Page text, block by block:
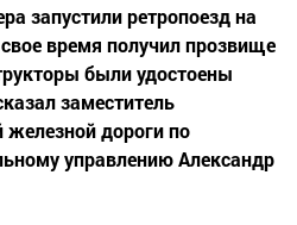
запустили ретропоезд на
время получил прозвище
были удостоены
заместитель
железной дороги по
управлению Александр